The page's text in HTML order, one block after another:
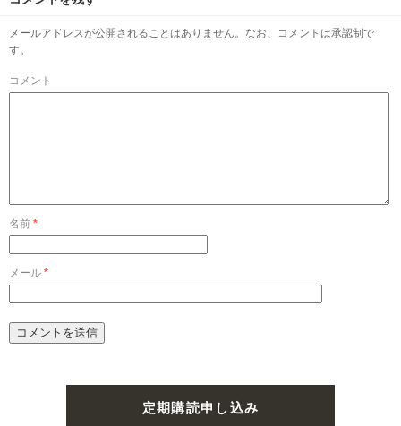
メールアドレスが公開されることはありません。なお、コメントは承認制で
す。
コメント
名前 *
メール *
定期購読申し込み